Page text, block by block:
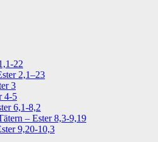
22
2,1–23
3
4-5
6,1-8,2
– Ester 8,3-9,19
9,20-10,3